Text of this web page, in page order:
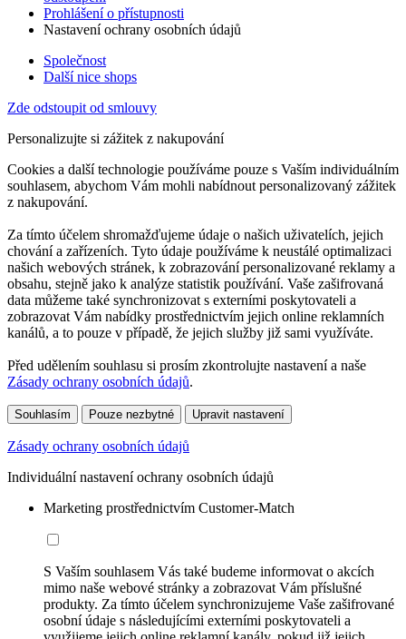
Prohlášení o přístupnosti
Nastavení ochrany osobních údajů
Společnost
Další nice shops
Zde odstoupit od smlouvy
Personalizujte si zážitek z nakupování
Cookies a další technologie používáme pouze s Vaším individuálním
souhlasem, abychom Vám mohli nabídnout personalizovaný zážitek
z nakupování.
Za tímto účelem shromažďujeme údaje o našich uživatelích, jejich
chování a zařízeních. Tyto údaje používáme k neustálé optimalizaci
našich webových stránek, k zobrazování personalizované reklamy a
obsahu, stejně jako k analýze statistik používání. Vaše zašifrovaná
data můžeme také synchronizovat s externími poskytovateli a
zobrazovat Vám nabídky prostřednictvím jejich online reklamních
kanálů, a to pouze v případě, že jejich služby již sami využíváte.
Před udělením souhlasu si prosím zkontrolujte nastavení a naše
Zásady ochrany osobních údajů.
Souhlasím Pouze nezbytné Upravit nastavení
Zásady ochrany osobních údajů
Individuální nastavení ochrany osobních údajů
Marketing prostřednictvím Customer-Match
S Vaším souhlasem Vás také budeme informovat o akcích
mimo naše webové stránky a zobrazovat Vám příslušné
produkty. Za tímto účelem synchronizujeme Vaše zašifrované
osobní údaje s následujícími externími poskytovateli a